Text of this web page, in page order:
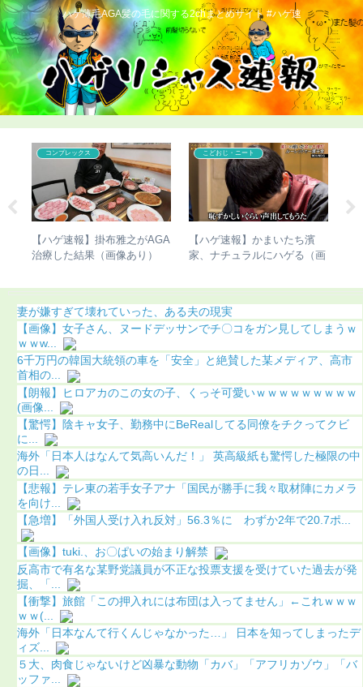
ハゲ薄毛AGA髪の毛に関する2chまとめサイト #ハゲ速
ゲる（画
コンプレックス
【画像】三笘薫の髪、ヤバす
ぎる
コンプレックス
【ハゲ速報】市原隼人さん、
また髪の毛がなくなってしま
妻が嫌すぎて壊れていった、ある夫の現実
【画像】女子さん、ヌードデッサンでチ〇コをガン見してしまうｗ
ｗｗw...
6千万円の韓国大統領の車を「安全」と絶賛した某メディア、高市
首相の...
【朗報】ヒロアカのこの女の子、くっそ可愛いｗｗｗｗｗｗｗｗｗ
(画像...
【驚愕】陰キャ女子、勤務中にBeRealしてる同僚をチクってクビ
に...
海外「日本人はなんて気高いんだ！」 英高級紙も驚愕した極限の中
の日...
【悲報】テレ東の若手女子アナ「国民が勝手に我々取材陣にカメラ
を向け...
【急増】「外国人受け入れ反対」56.3％に わずか2年で20.7ポ...
【画像】tuki.、お〇ぱいの始まり解禁
反高市で有名な某野党議員が不正な投票支援を受けていた過去が発
掘、「...
【衝撃】旅館「この押入れには布団は入ってません」←これｗｗｗ
ｗｗ(...
海外「日本なんて行くんじゃなかった…」 日本を知ってしまったデ
ィズ...
５大、肉食じゃないけど凶暴な動物「カバ」「アフリカゾウ」「バ
ッファ...